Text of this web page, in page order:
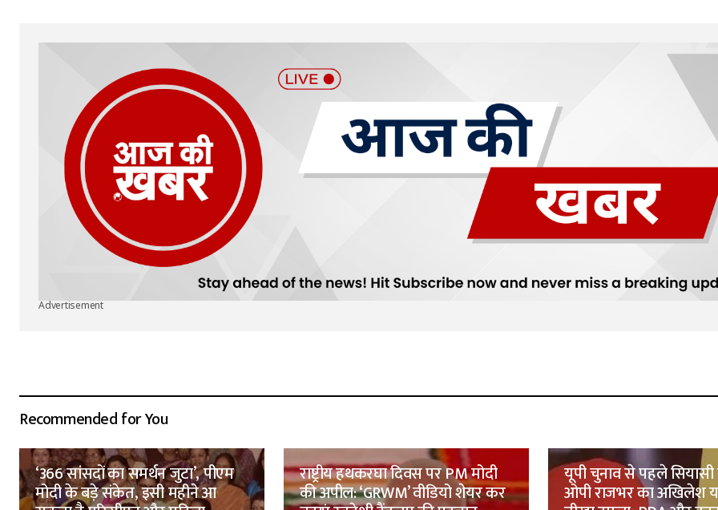
Advertisement
Recommended for You
‘366 सांसदों का समर्थन जुटा’, पीएम
मोदी के बड़े संकेत, इसी महीने आ
राष्ट्रीय हथकरघा दिवस पर PM मोदी
की अपील: ‘GRWM’ वीडियो शेयर कर
यूपी चुनाव से पहले सियासी
ओपी राजभर का अखिलेश